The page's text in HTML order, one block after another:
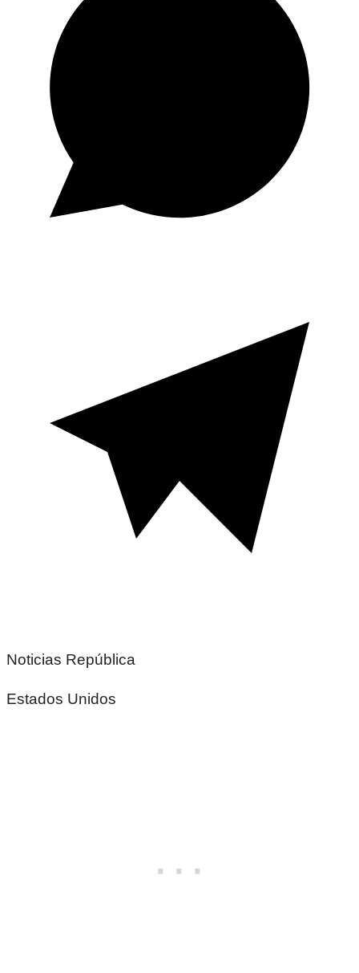
Noticias República
Estados Unidos